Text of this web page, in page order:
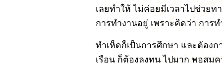
เลยทำให้ ไม่ค่อยมีเวลาไปช่วย
การทำงานอยู่ เพราะคิดว่า การ
ทำเห็ดก็เป็นการศึกษา และต้องก
เรือน ก็ต้องลงทุน ไปมาก พอสม